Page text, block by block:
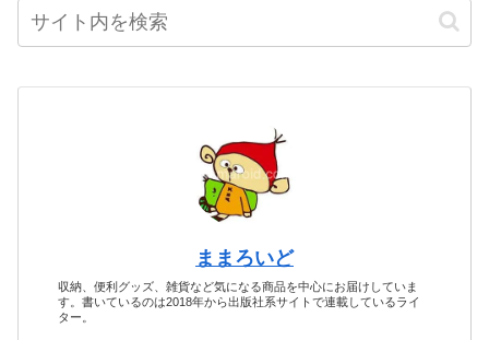
ままろいど
収納、便利グッズ、雑貨など気になる商品を中心にお届けしていま
す。書いているのは2018年から出版社系サイトで連載しているライ
ター。